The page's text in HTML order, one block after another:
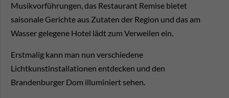
Musikvorführungen, das Restaurant Remise bietet
saisonale Gerichte aus Zutaten der Region und das am
Wasser gelegene Hotel lädt zum Verweilen ein.
Erstmalig kann man nun verschiedene
Lichtkunstinstallationen entdecken und den
Brandenburger Dom illuminiert sehen.